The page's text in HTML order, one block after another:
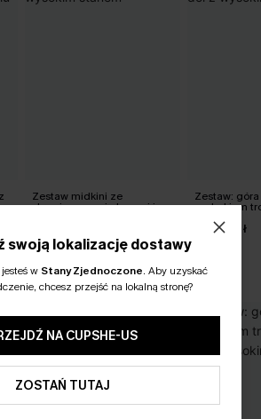
Zestaw midkini ze
skrzyżowanymi plecami i
Zestaw:
nadrukiem
140,00 zł
POLUBIĆ
swoją lokalizację dostawy
w Stany Zjednoczone. Aby uzyskać
chcesz przejść na lokalną stronę?
NA CUPSHE-US
ZOSTAŃ TUTAJ